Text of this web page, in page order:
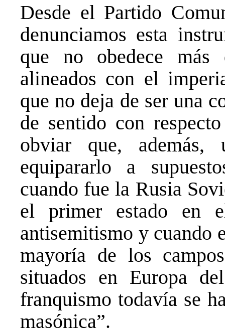
Desde el Partido
denunciamos esta
que no obedece más
alineados con el
que no deja de ser una
de sentido con
obviar que, además,
equipararlo a
cuando fue la Rusia
el primer estado en
antisemitismo y cuando
mayoría de los
situados en Europa
franquismo todavía se
masónica”.